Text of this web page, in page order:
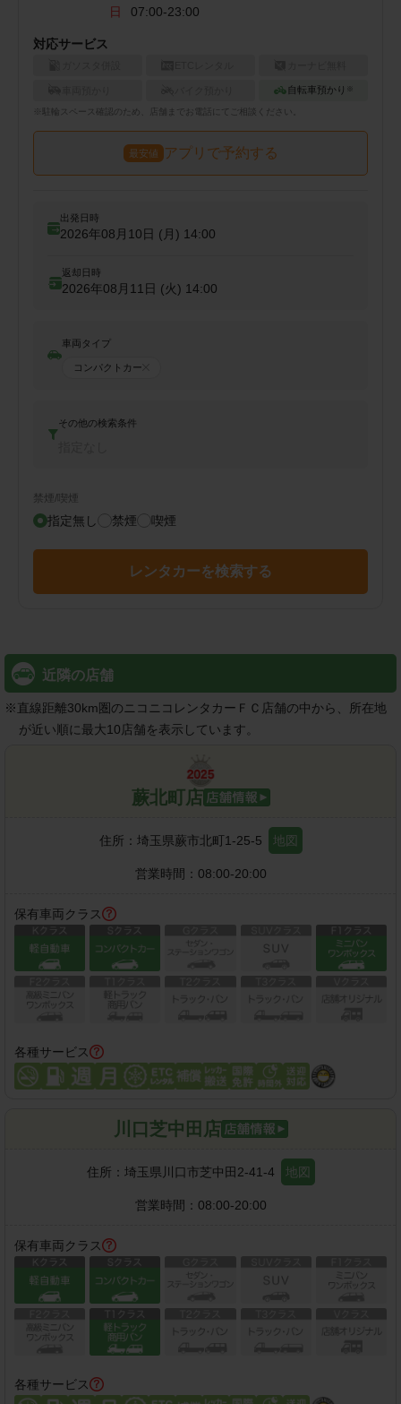
日
07:00-23:00
対応サービス
自転車預かり ※
※ スペース確認のため、店舗までお電話にてご相談ください。
最安値 アプリで予約する
出発日時
2026年08月10日 (月) 14:00
返却日時
2026年08月11日 (火) 14:00
車両タイプ
コンパクトカー
その他の検索条件
禁煙/喫煙
指定無し 禁煙 喫煙
レンタカーを検索する
近隣の店舗
※直線距離30km圏のニコニコレンタカーＦＣ店舗の中から、所在地
が近い順に最大10店舗を表示しています。
蕨北町店
住所： 埼玉県蕨市北町1-25-5 地図
営業時間： 08:00-20:00
保有車両クラス
各種サービス
川口芝中田店
住所： 埼玉県川口市芝中田2-41-4 地図
営業時間： 08:00-20:00
保有車両クラス
各種サービス